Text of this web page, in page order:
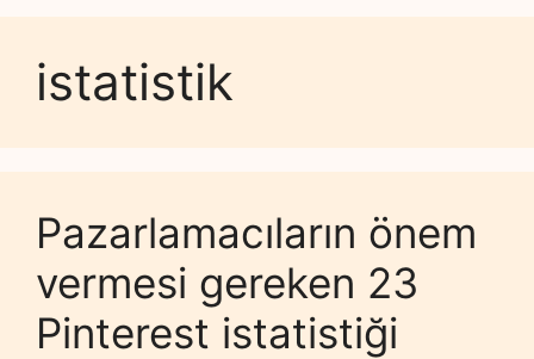
istatistik
Pazarlamacıların önem
vermesi gereken 23
Pinterest istatistiği